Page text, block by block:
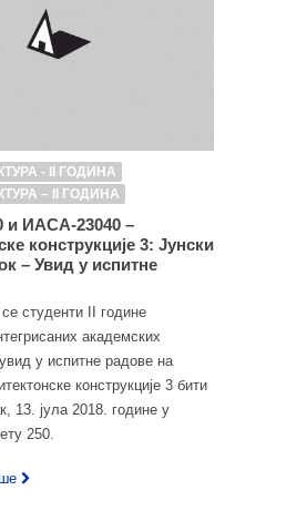
- II ГОДИНА
– II ГОДИНА
и ИАСА-23040 –
конструкције 3: Јунски
– Увид у испитне
студенти II године
академских
у испитне радове на
конструкције 3 бити
13. јула 2018. године у
250.